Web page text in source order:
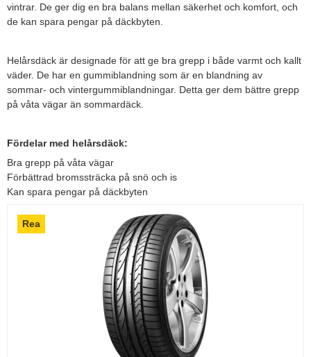
vintrar. De ger dig en bra balans mellan säkerhet och komfort, och
de kan spara pengar på däckbyten.
Helårsdäck är designade för att ge bra grepp i både varmt och kallt
väder. De har en gummiblandning som är en blandning av
sommar- och vintergummiblandningar. Detta ger dem bättre grepp
på våta vägar än sommardäck.
Fördelar med helårsdäck:
Bra grepp på våta vägar
Förbättrad bromssträcka på snö och is
Kan spara pengar på däckbyten
Rea